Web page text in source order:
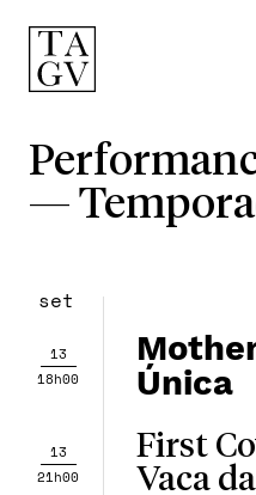
—
set
13
18h00
Única
13
21h00
First
Vaca